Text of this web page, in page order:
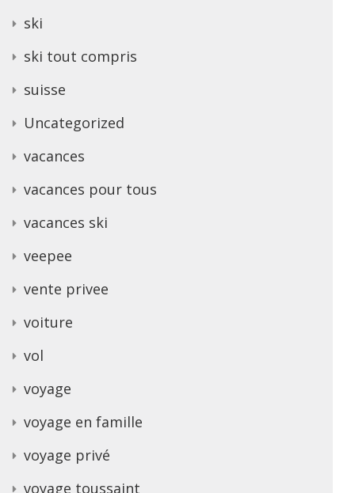
ski
ski tout compris
suisse
Uncategorized
vacances
vacances pour tous
vacances ski
veepee
vente privee
voiture
vol
voyage
voyage en famille
voyage privé
voyage toussaint